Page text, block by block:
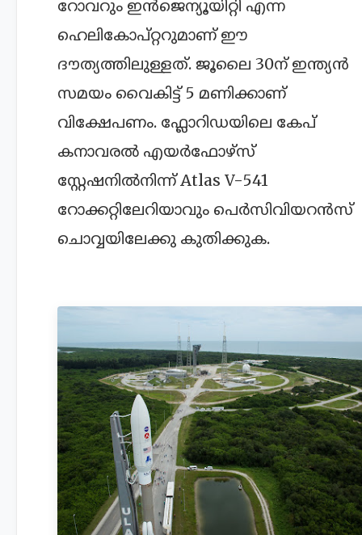
റോവറും ഇന്‍ജെന്യൂയിറ്റി എന്ന
ഹെലികോപ്റ്ററുമാണ് ഈ
ദൗത്യത്തിലുള്ളത്. ജൂലൈ 30ന് ഇന്ത്യൻ
സമയം വൈകിട്ട് 5 മണിക്കാണ്
വിക്ഷേപണം. ഫ്ലോറിഡയിലെ കേപ്
കനാവരല്‍ എയ‍ർഫോഴ്സ്
സ്റ്റേഷനില്‍നിന്ന് Atlas V-541
റോക്കറ്റിലേറിയാവും പെര്‍സിവിയറൻസ്
ചൊവ്വയിലേക്കു കുതിക്കുക.